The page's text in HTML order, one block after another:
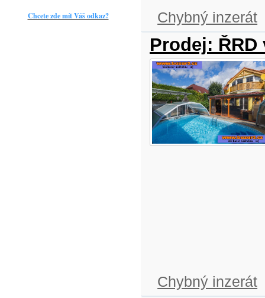
Chybný inzerát
Prodej:
Chybný inzerát
Chcete zde mít Váš odkaz?